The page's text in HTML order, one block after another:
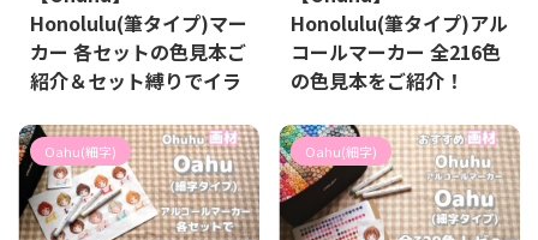
Honolulu(筆タイプ)マー
カー 各セットの色見本ご
紹介＆セット縛りでイラ
Honolulu(筆タイプ)アル
コールマーカー 全216色
の色見本をご紹介！
Oahu(細字) Oahu(細字)